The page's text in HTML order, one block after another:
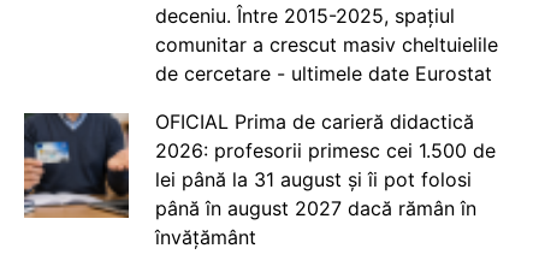
deceniu. Între 2015-2025, spațiul
comunitar a crescut masiv cheltuielile
de cercetare - ultimele date Eurostat
OFICIAL Prima de carieră didactică
2026: profesorii primesc cei 1.500 de
lei până la 31 august și îi pot folosi
până în august 2027 dacă rămân în
învățământ